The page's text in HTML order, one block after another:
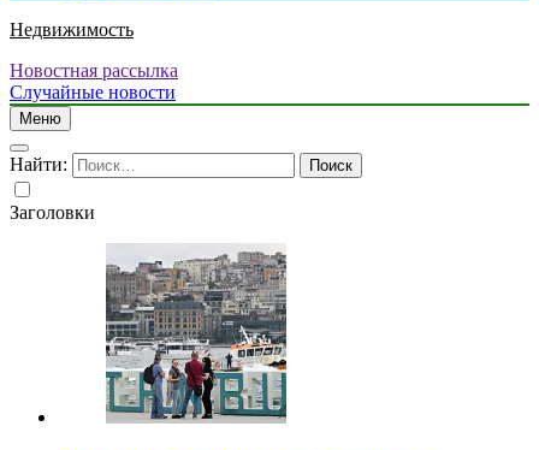
Недвижимость
Новостная рассылка
Случайные новости
Меню
Найти:
Заголовки